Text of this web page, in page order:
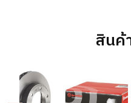
สินค้